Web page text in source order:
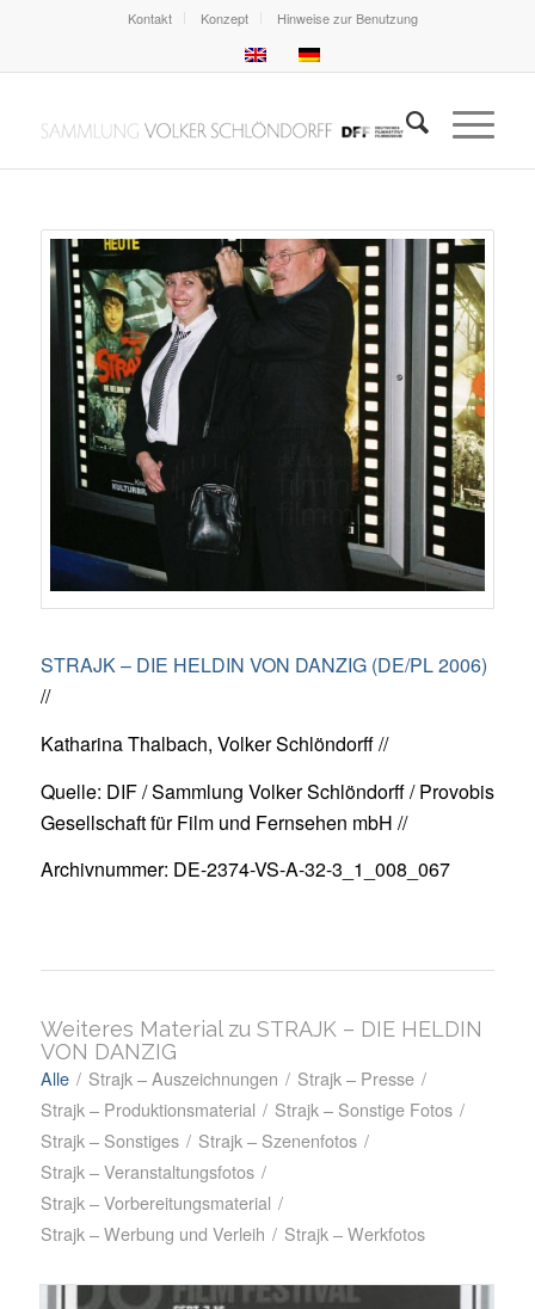
Kontakt Konzept Hinweise zur Benutzung
STRAJK – DIE HELDIN VON DANZIG (DE/PL 2006)
//
Katharina Thalbach, Volker Schlöndorff //
Quelle: DIF / Sammlung Volker Schlöndorff / Provobis
Gesellschaft für Film und Fernsehen mbH //
Archivnummer: DE-2374-VS-A-32-3_1_008_067
Weiteres Material zu STRAJK – DIE HELDIN
VON DANZIG
Alle / Strajk – Auszeichnungen / Strajk – Presse /
Strajk – Produktionsmaterial / Strajk – Sonstige Fotos /
Strajk – Sonstiges / Strajk – Szenenfotos /
Strajk – Veranstaltungsfotos /
Strajk – Vorbereitungsmaterial /
Strajk – Werbung und Verleih / Strajk – Werkfotos